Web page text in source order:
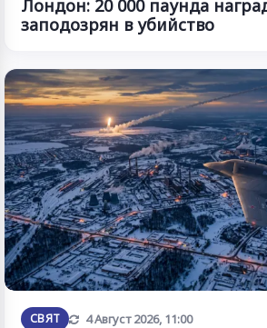
Лондон: 20 000 паунда
заподозрян в убийство
СВЯТ Обновена
4 Август 2026, 11:00